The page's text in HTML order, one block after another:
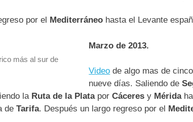
por el Mediterráneohasta el Levante
más al sur de
Marzo de 2013.
Video de algo mas de
nueve días. Saliendo de
la Ruta de la Platapor Cáceresy Mérida
de Tarifa. Después un largo regreso por el